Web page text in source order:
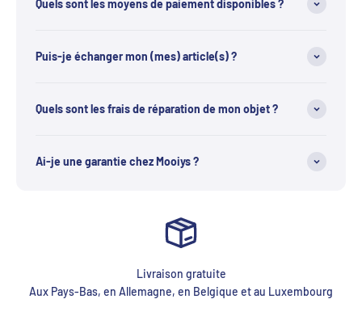
Quels sont les moyens de paiement disponibles ?
Puis-je échanger mon (mes) article(s) ?
Quels sont les frais de réparation de mon objet ?
Ai-je une garantie chez Mooiys ?
Livraison gratuite
Aux Pays-Bas, en Allemagne, en Belgique et au Luxembourg